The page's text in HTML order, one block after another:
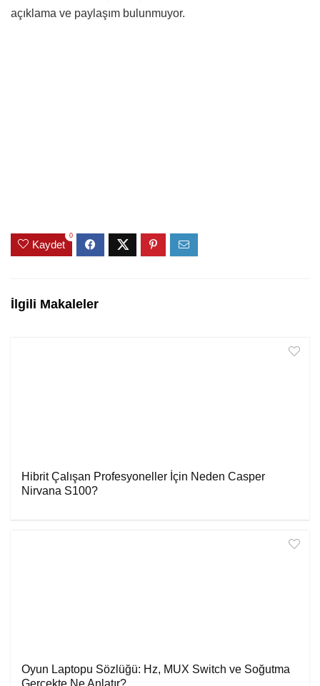
açıklama ve paylaşım bulunmuyor.
Kaydet
0
İlgili Makaleler
Hibrit Çalışan Profesyoneller İçin Neden Casper
Nirvana S100?
Oyun Laptopu Sözlüğü: Hz, MUX Switch ve Soğutma